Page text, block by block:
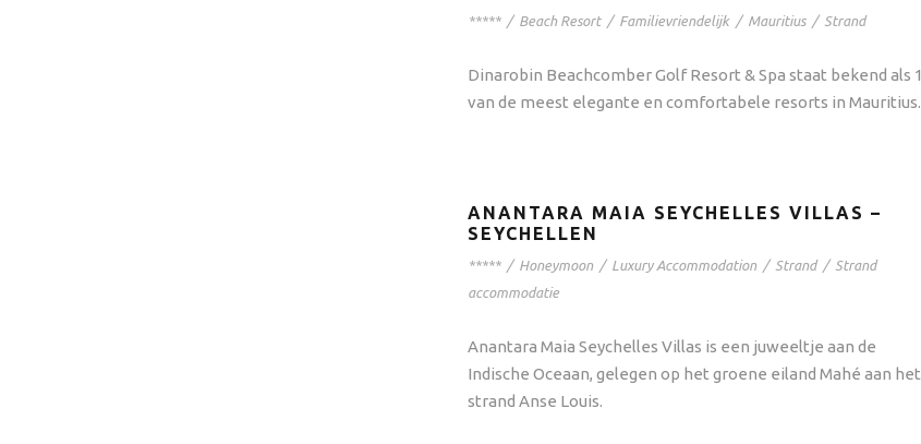
***** / Beach Resort / Familievriendelijk / Mauritius / Strand
Dinarobin Beachcomber Golf Resort & Spa staat bekend als 1
van de meest elegante en comfortabele resorts in Mauritius.
ANANTARA MAIA SEYCHELLES VILLAS –
SEYCHELLEN
***** / Honeymoon / Luxury Accommodation / Strand / Strand
accommodatie
Anantara Maia Seychelles Villas is een juweeltje aan de
Indische Oceaan, gelegen op het groene eiland Mahé aan het
strand Anse Louis.